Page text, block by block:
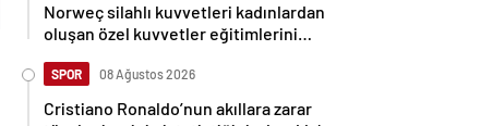
Norweç silahlı kuvvetleri kadınlardan
oluşan özel kuvvetler eğitimlerini
SPOR 08 Ağustos 2026
Cristiano Ronaldo’nun akıllara zarar